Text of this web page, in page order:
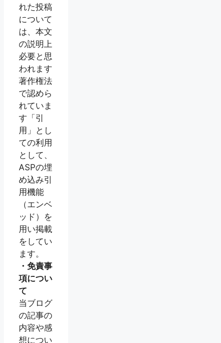
れた投稿
について
は、本文
の説明上
必要と思
われます
著作権法
で認めら
れていま
す「引
用」とし
ての利用
として、
ASPの埋
め込み引
用機能
（エンベ
ッド）を
用い掲載
をしてい
ます。
・免責事
項につい
て
当ブログ
の記事の
内容や感
想につい